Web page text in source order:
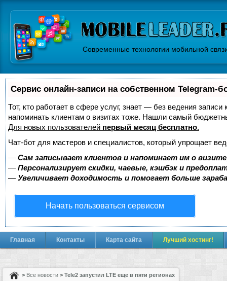
Современные технологии мобильной
Сервис онлайн-записи на собственном Telegram-
Тот, кто работает в сфере услуг, знает — без ведения
напоминать клиентам о визитах тоже. Нашли самый
Для новых пользователей первый месяц бесплатно.
Чат-бот для мастеров и специалистов, который упрощает
— Сам записывает клиентов и напоминает им о
— Персонализирует скидки, чаевые, кэшбэк и
— Увеличивает доходимость и помогает больше
Начать пользоваться сервисом
Главная Контакты Карта сайта Лучший хостинг!
> Все новости > Tele2 запустил LTE еще в пяти регионах